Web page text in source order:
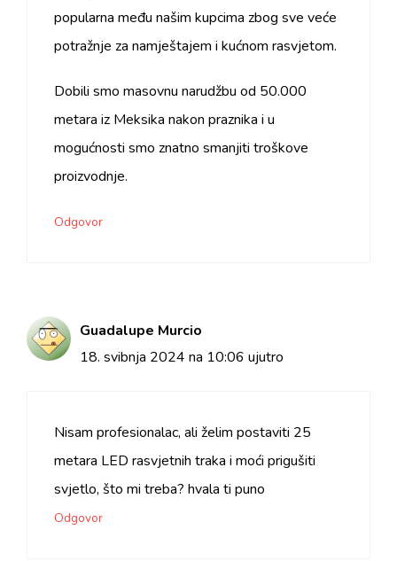
popularna među našim kupcima zbog sve veće
potražnje za namještajem i kućnom rasvjetom.
Dobili smo masovnu narudžbu od 50.000
metara iz Meksika nakon praznika i u
mogućnosti smo znatno smanjiti troškove
proizvodnje.
Odgovor
Guadalupe Murcio
18. svibnja 2024 na 10:06 ujutro
Nisam profesionalac, ali želim postaviti 25
metara LED rasvjetnih traka i moći prigušiti
svjetlo, što mi treba? hvala ti puno
Odgovor